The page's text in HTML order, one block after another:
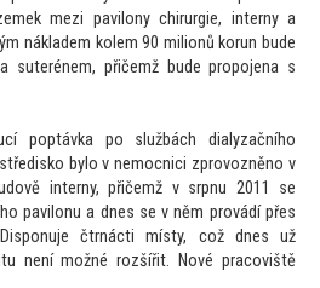
mezi pavilony chirurgie, interny a
nákladem kolem 90 milionů korun bude
suterénem, přičemž bude propojena s
poptávka po službách dialyzačního
bylo v nemocnici zprovozněno v
interny, přičemž v srpnu 2011 se
pavilonu a dnes se v něm provádí přes
čtrnácti místy, což dnes už
není možné rozšířit. Nové pracoviště